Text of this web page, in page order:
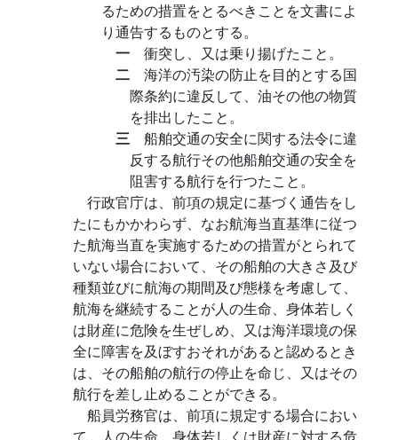
るための措置をとるべきことを文書によ
り通告するものとする。
一 衝突し、又は乗り揚げたこと。
二 海洋の汚染の防止を目的とする国
際条約に違反して、油その他の物質
を排出したこと。
三 船舶交通の安全に関する法令に違
反する航行その他船舶交通の安全を
阻害する航行を行つたこと。
行政官庁は、前項の規定に基づく通告をし
たにもかかわらず、なお航海当直基準に従つ
た航海当直を実施するための措置がとられて
いない場合において、その船舶の大きさ及び
種類並びに航海の期間及び態様を考慮して、
航海を継続することが人の生命、身体若しく
は財産に危険を生ぜしめ、又は海洋環境の保
全に障害を及ぼすおそれがあると認めるとき
は、その船舶の航行の停止を命じ、又はその
航行を差し止めることができる。
船員労務官は、前項に規定する場合におい